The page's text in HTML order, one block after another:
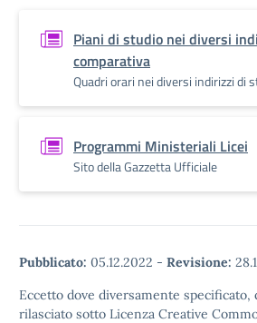
Piani di studio nei diversi
comparativa
Quadri orari nei diversi indirizzi di
Programmi Ministeriali Licei
Sito della Gazzetta Ufficiale
Pubblicato: 05.12.2022 - Revisione:
Eccetto dove diversamente specificato,
rilasciato sotto Licenza Creative